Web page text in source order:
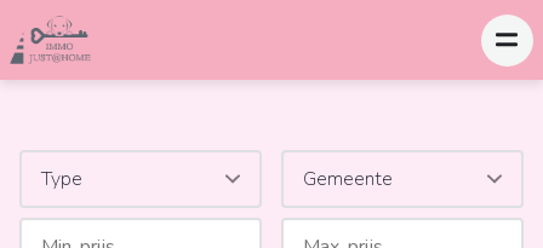
Type Gemeente